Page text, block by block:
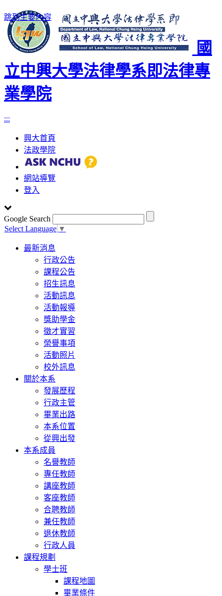
跳到主要內容
國
立中興大學法律學系即法律專
業學院
:::
興大首頁
法政學院
網站導覽
登入
Google Search
Select Language ▼
Toggle
navigation
最新消息
行政公告
課程公告
招生訊息
活動訊息
活動報導
獎助學金
徵才實習
榮譽事項
活動照片
校外訊息
關於本系
發展歷程
行政主管
畢業出路
本系位置
從興出發
本系成員
名譽教師
專任教師
講座教師
客座教師
合聘教師
兼任教師
退休教師
行政人員
課程規劃
學士班
課程地圖
畢業條件